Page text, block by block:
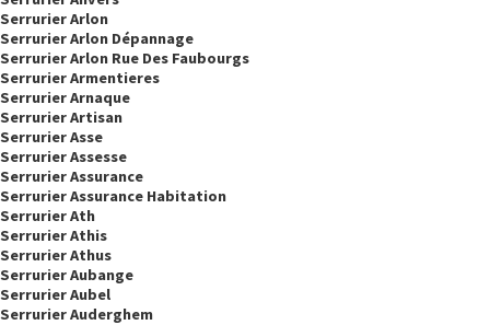
Serrurier Arlon
Serrurier Arlon Dépannage
Serrurier Arlon Rue Des Faubourgs
Serrurier Armentieres
Serrurier Arnaque
Serrurier Artisan
Serrurier Asse
Serrurier Assesse
Serrurier Assurance
Serrurier Assurance Habitation
Serrurier Ath
Serrurier Athis
Serrurier Athus
Serrurier Aubange
Serrurier Aubel
Serrurier Auderghem